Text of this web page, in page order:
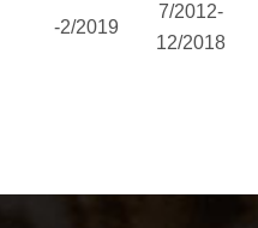
2/2019-
7/2012-
12/2018